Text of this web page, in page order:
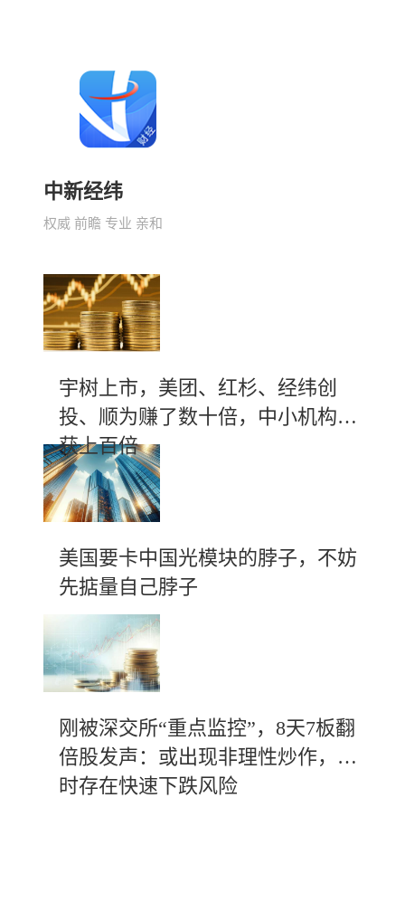
中新经纬
权威 前瞻 专业 亲和
宇树上市，美团、红杉、经纬创
投、顺为赚了数十倍，中小机构斩
获上百倍
美国要卡中国光模块的脖子，不妨
先掂量自己脖子
刚被深交所“重点监控”，8天7板翻
倍股发声：或出现非理性炒作，随
时存在快速下跌风险